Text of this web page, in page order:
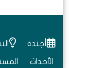
أجندة
الأحداث